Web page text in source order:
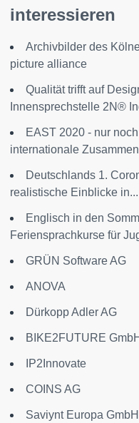
interessieren
Archivbilder des
picture alliance
Qualität trifft auf
Innensprechstelle 2N®
EAST 2020 - nur
internationale
Deutschlands 1.
realistische Einblicke in...
Englisch in den
Feriensprachkurse für
GRÜN Software AG
ANOVA
Dürkopp Adler AG
BIKE2FUTURE GmbH
IP2Innovate
COINS AG
Saviynt Europa GmbH